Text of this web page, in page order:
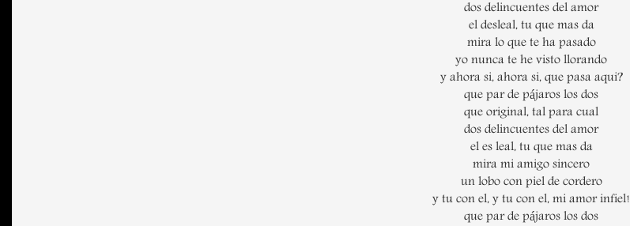
dos delincuentes del amor
el desleal, tu que mas da
mira lo que te ha pasado
yo nunca te he visto llorando
y ahora si, ahora si, que pasa aqui?
que par de pájaros los dos
que original, tal para cual
dos delincuentes del amor
el es leal, tu que mas da
mira mi amigo sincero
un lobo con piel de cordero
y tu con el, y tu con el, mi amor infiel!
que par de pájaros los dos